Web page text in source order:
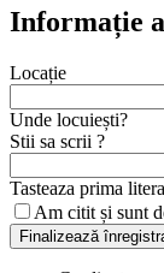
Informație
Locație
Unde locuiești?
Stii sa scrii ?
Tasteaza prima
Am citit și sunt
Finalizează